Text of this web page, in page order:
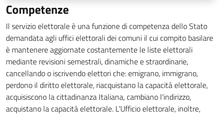
Competenze
Il servizio elettorale è una funzione di competenza dello Stato
demandata agli uffici elettorali dei comuni il cui compito basilare
è mantenere aggiornate costantemente le liste elettorali
mediante revisioni semestrali, dinamiche e straordinarie,
cancellando o iscrivendo elettori che: emigrano, immigrano,
perdono il diritto elettorale, riacquistano la capacità elettorale,
acquisiscono la cittadinanza Italiana, cambiano l'indirizzo,
acquistano la capacità elettorale. L'Ufficio elettorale, inoltre,